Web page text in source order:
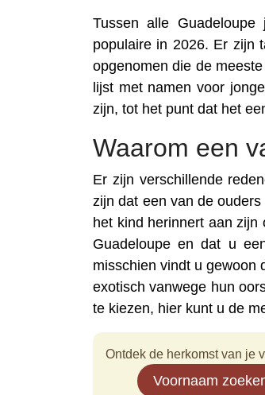
Tussen alle
populaire in 2026. Er zijn
opgenomen die de
lijst met namen voor
zijn, tot het punt dat het
Waarom een
Er zijn verschillende
zijn dat een van de
het kind herinnert aan
Guadeloupe en dat u
misschien vindt u gewoon
exotisch vanwege hun
te kiezen, hier kunt u de
Ontdek de herkomst van je
Voornaam